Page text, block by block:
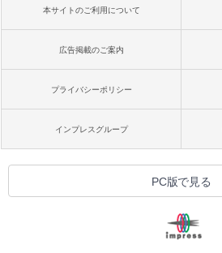
本サイトのご利用について
広告掲載のご案内
プライバシーポリシー
インプレスグループ
PC版で見る